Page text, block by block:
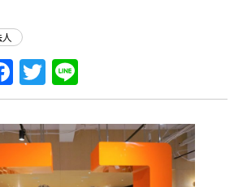
Facebook
Twitter
Line